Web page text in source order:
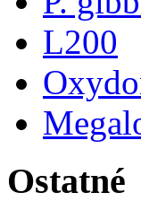
L200
Ostatné